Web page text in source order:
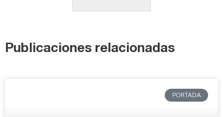
Publicaciones relacionadas
PORTADA